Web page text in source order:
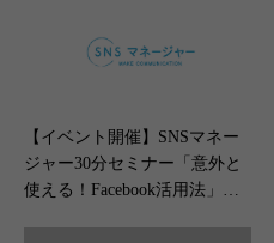
【イベント開催】SNSマネー
ジャー30分セミナー「意外と
使える！Facebook活用法」（4